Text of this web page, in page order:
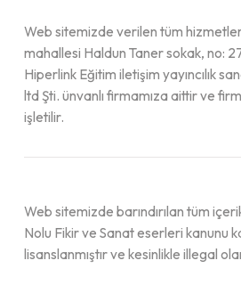
Web sitemizde verilen tüm
mahallesi Haldun Taner sokak, no:
Hiperlink Eğitim iletişim yayıncılık
ltd Şti. ünvanlı firmamıza aittir ve
işletilir.
Web sitemizde barındırılan tüm
Nolu Fikir ve Sanat eserleri kanunu
lisanslanmıştır ve kesinlikle illegal